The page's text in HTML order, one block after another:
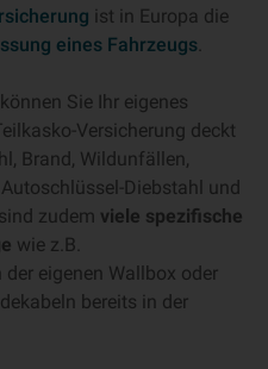
ist in Europa die
eines Fahrzeugs.
Sie Ihr eigenes
Versicherung deckt
Brand, Wildunfällen,
Diebstahl und
zudem viele spezifische
wie z.B.
eigenen Wallbox oder
bereits in der